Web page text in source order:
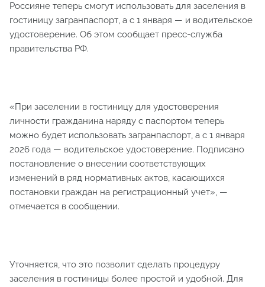
Россияне теперь смогут использовать для заселения в
гостиницу загранпаспорт, а с 1 января — и водительское
удостоверение. Об этом сообщает пресс-служба
правительства РФ.
«При заселении в гостиницу для удостоверения
личности гражданина наряду с паспортом теперь
можно будет использовать загранпаспорт, а с 1 января
2026 года — водительское удостоверение. Подписано
постановление о внесении соответствующих
изменений в ряд нормативных актов, касающихся
постановки граждан на регистрационный учет», —
отмечается в сообщении.
Уточняется, что это позволит сделать процедуру
заселения в гостиницы более простой и удобной. Для